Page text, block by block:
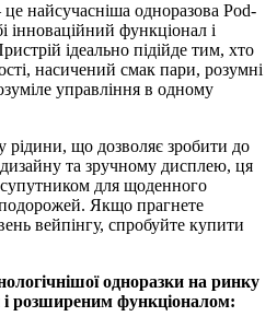
це найсучасніша одноразова Pod-
інноваційний функціонал і
ідеально підійде тим, хто
насичений смак пари, розумні
управління в одному
рідини, що дозволяє зробити до
та зручному дисплею, ця
для щоденного
Якщо прагнете
вейпінгу, спробуйте купити
одноразки на ринку
розширеним функціоналом: